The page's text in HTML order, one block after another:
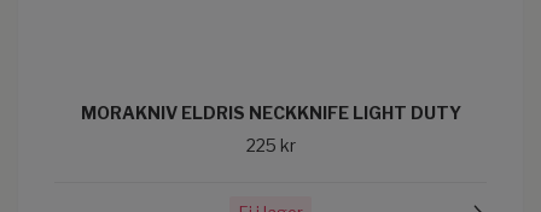
MORAKNIV ELDRIS NECKKNIFE LIGHT DUTY
225 kr